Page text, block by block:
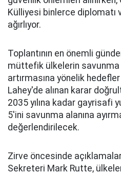
Külliyesi binlerce diplomatı
ağırlıyor.
Toplantının en önemli
müttefik ülkelerin savunma
artırmasına yönelik hedefler
Lahey'de alınan karar
2035 yılına kadar gayrisafi
5'ini savunma alanına
değerlendirilecek.
Zirve öncesinde
Sekreteri Mark Rutte,